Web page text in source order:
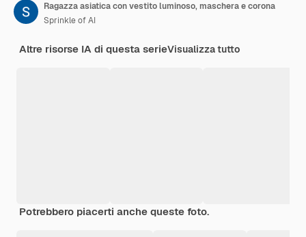
Ragazza asiatica con vestito luminoso, maschera e corona
Sprinkle of AI
Altre risorse IA di questa serieVisualizza tutto
Potrebbero piacerti anche queste foto.